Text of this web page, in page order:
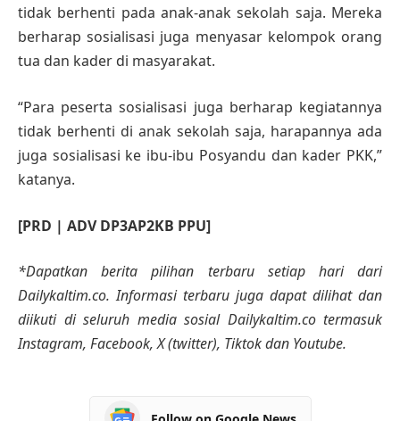
tidak berhenti pada anak-anak sekolah saja. Mereka
berharap sosialisasi juga menyasar kelompok orang
tua dan kader di masyarakat.
“Para peserta sosialisasi juga berharap kegiatannya
tidak berhenti di anak sekolah saja, harapannya ada
juga sosialisasi ke ibu-ibu Posyandu dan kader PKK,”
katanya.
[PRD | ADV DP3AP2KB PPU]
*Dapatkan berita pilihan terbaru setiap hari dari
Dailykaltim.co. Informasi terbaru juga dapat dilihat dan
diikuti di seluruh media sosial Dailykaltim.co termasuk
Instagram, Facebook, X (twitter), Tiktok dan Youtube.